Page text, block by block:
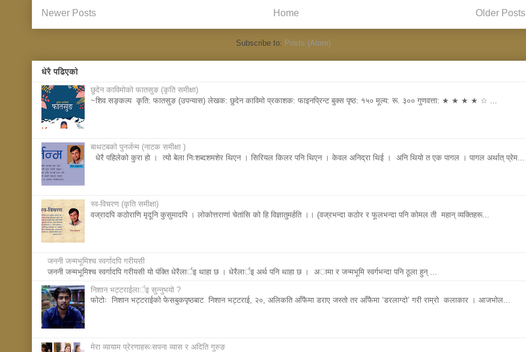
Newer Posts Older Posts
Home
Subscribe to: Posts (Atom)
धेरै पढिएकाे
छुदेन काविमोको फातसुङ (कृति समीक्षा)
~शिव सङ्कल्प कृति: फातसुङ (उपन्यास) लेखक: छुदेन काविमो प्रकाशक: फाइनप्रिन्ट बुक्स पृष्ठ: १५० मूल्य: रू. ३०० गुणवत्ता: ★ ★ ★ ★ ☆ ...
बाथटबकाे पुनर्जन्म (नाटक समीक्षा )
धेरै पहिलेको कुरा हो । त्यो बेला निःशब्दशमशेर थिएन । सिरियल किलर पनि थिएन । केवल अनिद्रा थिई । अनि थियो त एक पागल । पागल अर्थात् प्रेम...
स्व-विचरण (कृति समीक्षा)
वज्रादपि कठोराणि मृदूनि कुसुमादपि । लोकोत्तराणां चेतांसि को हि विज्ञातुमर्हति ।। (वज्रभन्दा कठोर र फूलभन्दा पनि कोमल ती महान् व्यक्तिहरू...
जननी जन्मभूमिश्च स्वर्गादपि गरीयसी
जननी जन्मभूमिश्च स्वर्गादपि गरीयसी याे पंक्ति धेरैलार्इ थाहा छ । धेरैलार्इ अर्थ पनि थाहा छ । अामा र जन्मभूमि स्वर्गभन्दा पनि ठूला हुन् ...
निशान भट्टराईलार्इ सुन्नुभयाे ?
फाेटाेः निशान भट्टराईकाे फेसबुकपृष्ठबाट निशान भट्टराई, २०, अलिकति आँफैमा डराए जस्तो तर आँफैमा ‘डरलाग्दो’ गरी राम्रो कलाकार । आजभोल...
मेरा व्यायाम प्रेरणाहरूःसपना व्यास र अदिति गुरुङ